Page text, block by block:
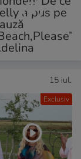
Exclusiv
15 iul.